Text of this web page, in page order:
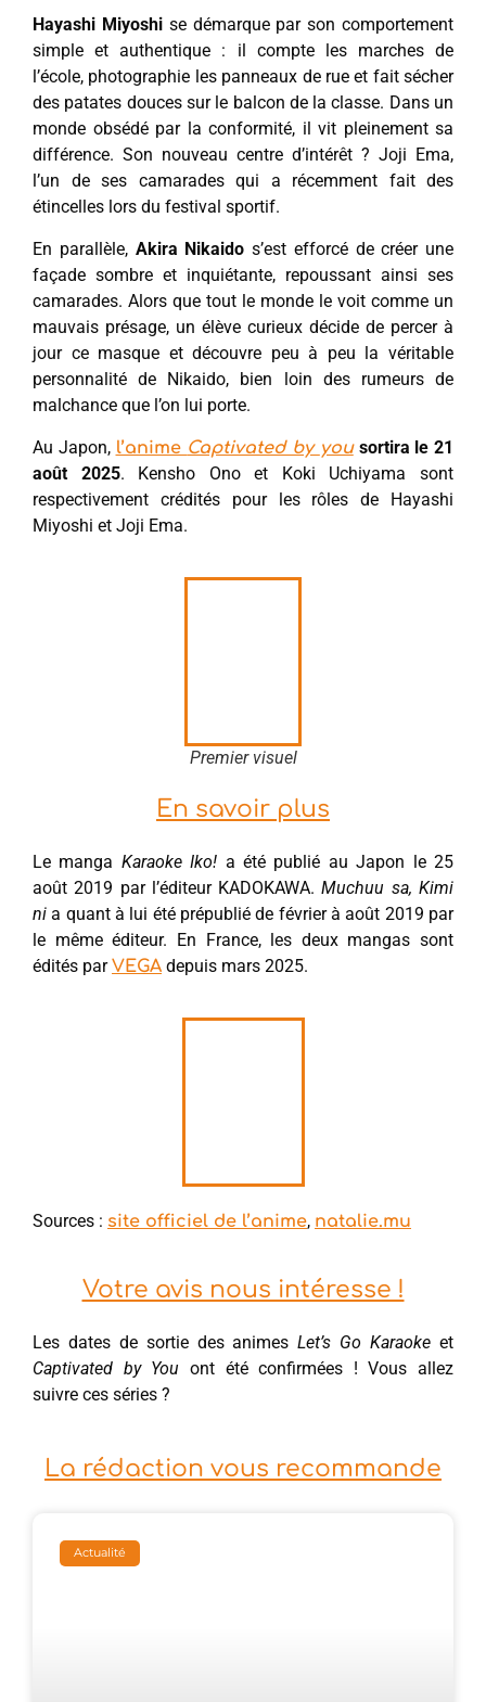
Hayashi Miyoshise démarque par son comportement
simple et authentique : il compte les marches de
l’école, photographie les panneaux de rue et fait sécher
des patates douces sur le balcon de la classe. Dans un
monde obsédé par la conformité, il vit pleinement sa
différence. Son nouveau centre d’intérêt ? Joji Ema,
l’un de ses camarades qui a récemment fait des
étincelles lors du festival sportif.
En parallèle, Akira Nikaido s’est efforcé de créer une
façade sombre et inquiétante, repoussant ainsi ses
camarades. Alors que tout le monde le voit comme un
mauvais présage, un élève curieux décide de percer à
jour ce masque et découvre peu à peu la véritable
personnalité de Nikaido, bien loin des rumeurs de
malchance que l’on lui porte.
Au Japon, l’anime Captivated by yousortira le 21
août 2025. Kensho Ono et Koki Uchiyama sont
respectivement crédités pour les rôles de Hayashi
Miyoshi et Joji Ema.
Premier visuel
En savoir plus
Le manga Karaoke Iko! a été publié au Japon le 25
août 2019 par l’éditeur KADOKAWA.Muchuu sa, Kimi
ni a quant à lui été prépublié de février à août 2019 par
le même éditeur. En France, les deux mangas sont
édités parVEGA depuis mars 2025.
Sources : site officiel de l’anime, natalie.mu
Votre avis nous intéresse !
Les dates de sortie des animesLet’s Go Karaoke et
Captivated by You ont été confirmées ! Vous allez
suivre ces séries ?
La rédaction vous recommande
Actualité